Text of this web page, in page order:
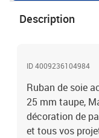
Description
ID 4009236104984
Ruban de soie
25 mm taupe,
décoration de
et tous vos